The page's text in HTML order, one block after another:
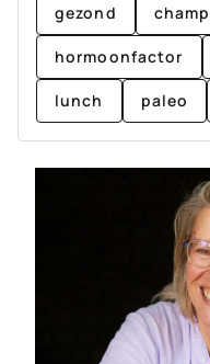
gezond
hormoonfactor
lunch paleo